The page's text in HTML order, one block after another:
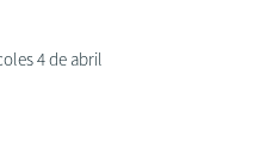
4 de abril